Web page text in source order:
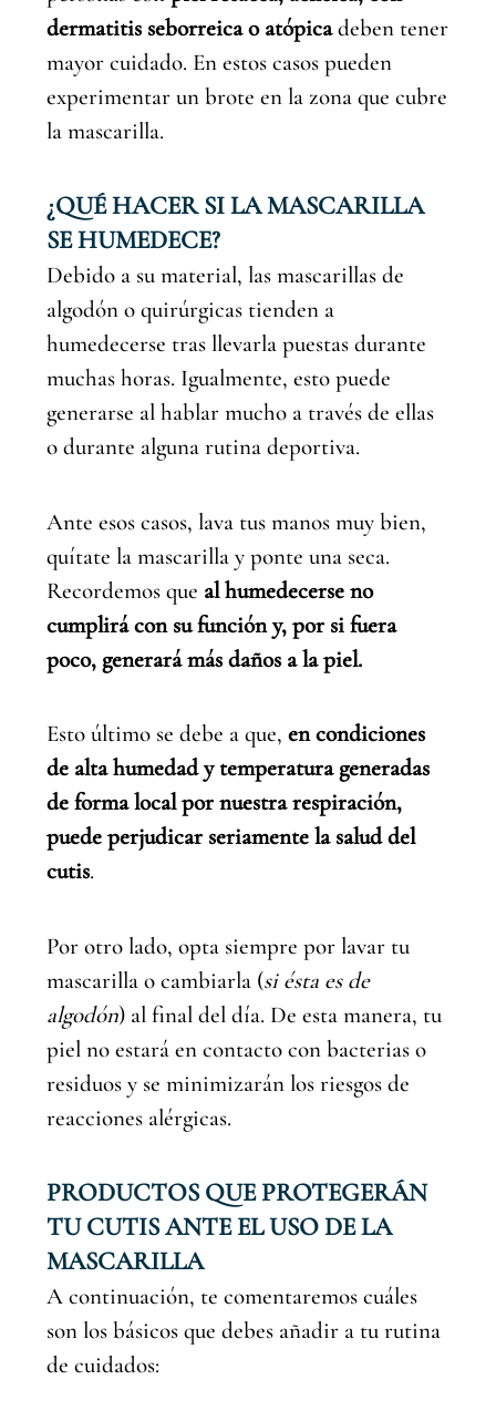
dermatitis seborreica o atópicadeben tener
mayor cuidado. En estos casos pueden
experimentar un brote en la zona que cubre
la mascarilla.
¿QUÉ HACER SI LA MASCARILLA
SE HUMEDECE?
Debido a su material, las mascarillas de
algodón o quirúrgicas tienden a
humedecerse tras llevarla puestas durante
muchas horas. Igualmente, esto puede
generarse al hablar mucho a través de ellas
o durante alguna rutina deportiva.
Ante esos casos, lava tus manos muy bien,
quítate la mascarilla y ponte una seca.
Recordemos que al humedecerse no
cumplirá con su función y, por si fuera
poco, generará más daños a la piel.
Esto último se debe a que,en condiciones
de alta humedad y temperatura generadas
de forma local por nuestra respiración,
puede perjudicar seriamente la salud del
cutis.
Por otro lado, opta siempre por lavar tu
mascarilla o cambiarla (si ésta es de
algodón) al final del día. De esta manera, tu
piel no estará en contacto con bacterias o
residuos y se minimizarán los riesgos de
reacciones alérgicas.
PRODUCTOS QUE PROTEGERÁN
TU CUTIS ANTE EL USO DE LA
MASCARILLA
A continuación, te comentaremos cuáles
son los básicos que debes añadir a tu rutina
de cuidados: